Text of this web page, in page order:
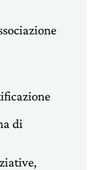
di